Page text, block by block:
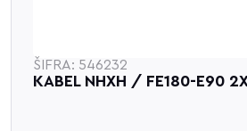
ŠIFRA: 546232
KABEL NHXH / FE180-E90